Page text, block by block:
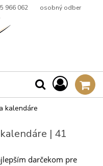
966 062 osobný odber
kalendáre
| 41
darčekom pre